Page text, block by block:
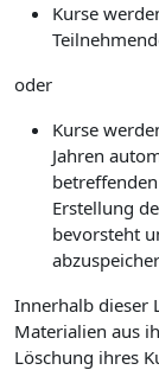
Kurse
oder
Kurse
Jahren
Erstellung
bevorsteht
Innerhalb dieser
Materialien aus
Löschung ihres